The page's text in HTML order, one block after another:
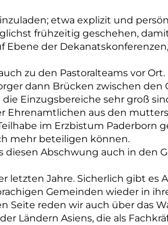
etwa explizit und
frühzeitig geschehen,
Ebene der
zu den Pastoralteams vor Ort.
dann Brücken zwischen den
Einzugsbereiche sehr groß
Ehrenamtlichen aus den
im Erzbistum Paderborn
mehr beteiligen können.
Abschwung auch in den
letzten Jahre. Sicherlich gibt es
Gemeinden wieder in
Seite reden wir auch über das
Ländern Asiens, die als